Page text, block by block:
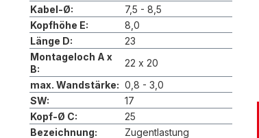
Kabel-Ø:
7,5 - 8,5
Kopfhöhe E:
8,0
Länge D:
23
Montageloch A x
B:
22 x 20
max. Wandstärke: 0,8 - 3,0
SW:
17
Kopf-Ø C:
25
Bezeichnung:
Zugentlastung